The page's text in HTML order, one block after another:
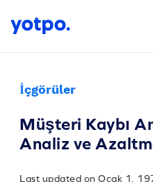
İçgörüler
Müşteri Kaybı
Analiz ve
Last updated on Ocak 1,